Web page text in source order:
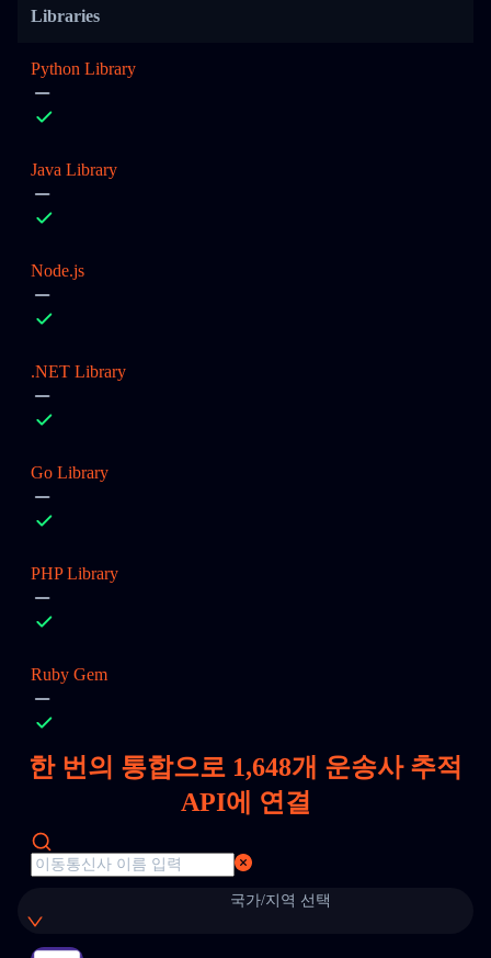
Libraries
Python Library
Java Library
Node.js
.NET Library
Go Library
PHP Library
Ruby Gem
한 번의 통합으로 1,648개 운송사 추적
API에 연결
국가/지역 선택